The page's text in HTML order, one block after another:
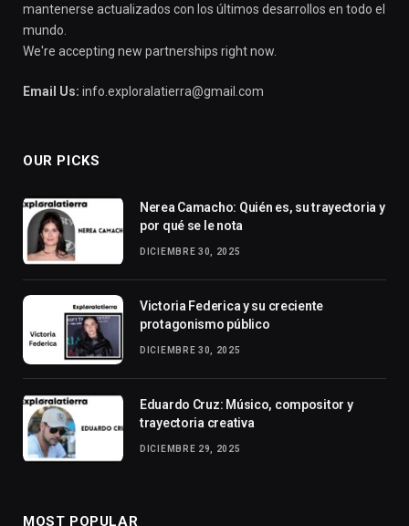
mantenerse actualizados con los últimos desarrollos en todo el
mundo.
We're accepting new partnerships right now.
Email Us: info.exploralatierra@gmail.com
OUR PICKS
Nerea Camacho: Quién es, su trayectoria y
por qué se le nota
DICIEMBRE 30, 2025
Victoria Federica y su creciente
protagonismo público
DICIEMBRE 30, 2025
Eduardo Cruz: Músico, compositor y
trayectoria creativa
DICIEMBRE 29, 2025
MOST POPULAR